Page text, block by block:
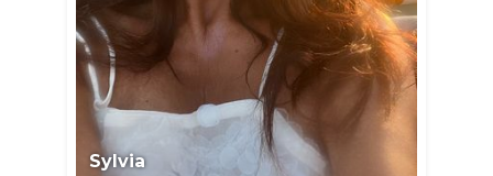
Sylvia